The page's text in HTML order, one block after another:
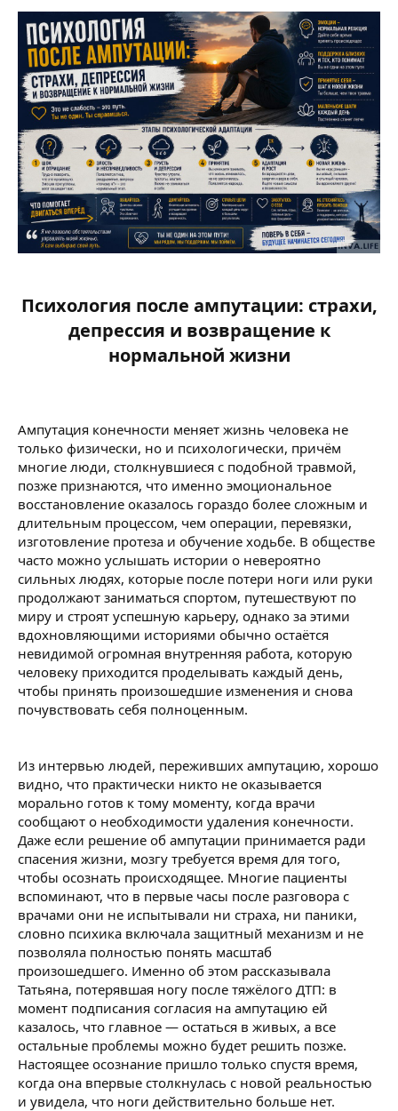
Психология после ампутации: страхи,
депрессия и возвращение к
нормальной жизни​
Ампутация конечности меняет жизнь человека не
только физически, но и психологически, причём
многие люди, столкнувшиеся с подобной травмой,
позже признаются, что именно эмоциональное
восстановление оказалось гораздо более сложным и
длительным процессом, чем операции, перевязки,
изготовление протеза и обучение ходьбе. В обществе
часто можно услышать истории о невероятно
сильных людях, которые после потери ноги или руки
продолжают заниматься спортом, путешествуют по
миру и строят успешную карьеру, однако за этими
вдохновляющими историями обычно остаётся
невидимой огромная внутренняя работа, которую
человеку приходится проделывать каждый день,
чтобы принять произошедшие изменения и снова
почувствовать себя полноценным.
Из интервью людей, переживших ампутацию, хорошо
видно, что практически никто не оказывается
морально готов к тому моменту, когда врачи
сообщают о необходимости удаления конечности.
Даже если решение об ампутации принимается ради
спасения жизни, мозгу требуется время для того,
чтобы осознать происходящее. Многие пациенты
вспоминают, что в первые часы после разговора с
врачами они не испытывали ни страха, ни паники,
словно психика включала защитный механизм и не
позволяла полностью понять масштаб
произошедшего. Именно об этом рассказывала
Татьяна, потерявшая ногу после тяжёлого ДТП: в
момент подписания согласия на ампутацию ей
казалось, что главное — остаться в живых, а все
остальные проблемы можно будет решить позже.
Настоящее осознание пришло только спустя время,
когда она впервые столкнулась с новой реальностью
и увидела, что ноги действительно больше нет.